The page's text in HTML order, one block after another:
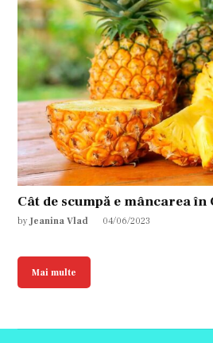
Cât de scumpă e mâncarea în
by Jeanina Vlad 04/06/2023
Mai multe